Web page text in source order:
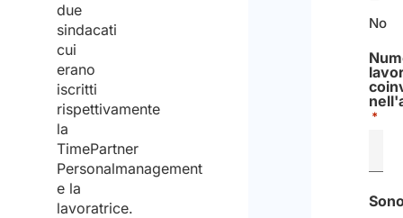
due
sindacati
cui
erano
iscritti
rispettivamente
la
TimePartner
Personalmanagement
e la
lavoratrice.
No
*